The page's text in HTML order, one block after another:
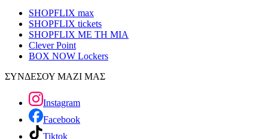
SHOPFLIX max
SHOPFLIX tickets
SHOPFLIX ΜΕ ΤΗ ΜΙΑ
Clever Point
BOX NOW Lockers
ΣΥΝΔΕΣΟΥ ΜΑΖΙ ΜΑΣ
Instagram
Facebook
Tiktok